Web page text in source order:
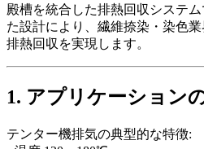
殿槽を統合した排熱回収システ
た設計により、繊維捺染・染色
排熱回収を実現します。
1. アプリケーション
テンター機排気の典型的な特徴: